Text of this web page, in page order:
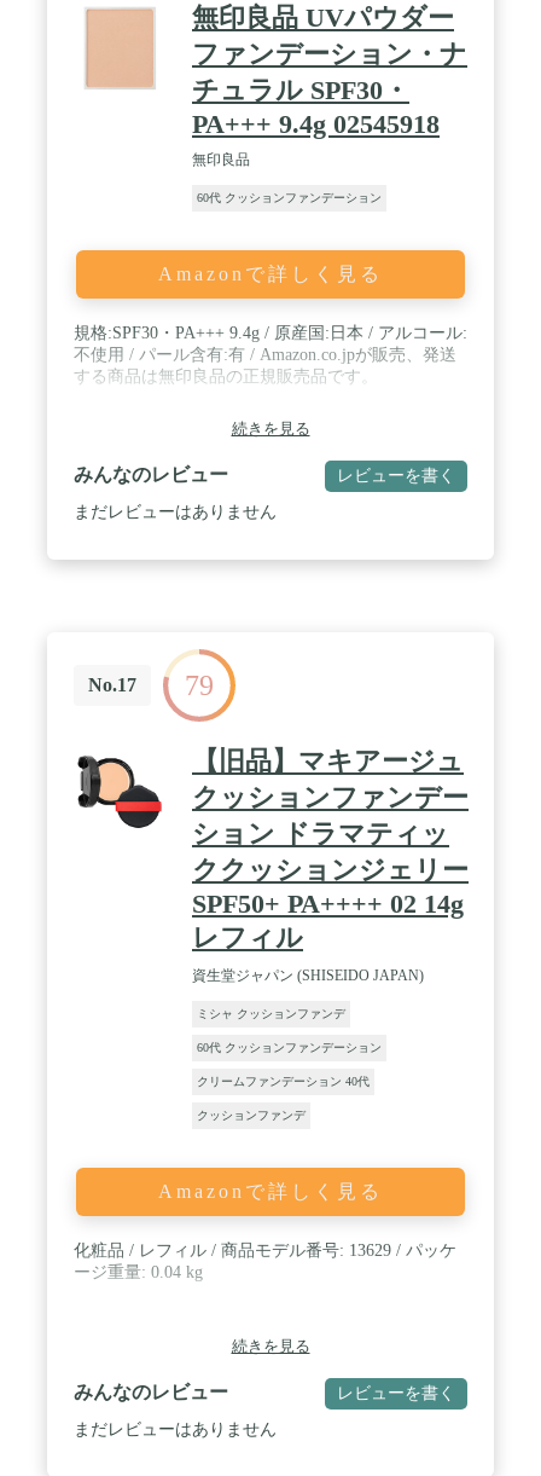
無印良品 UVパウダー
ファンデーション・ナ
チュラル SPF30・
PA+++ 9.4g 02545918
無印良品
60代 クッションファンデーション
Amazonで詳しく見る
規格:SPF30・PA+++ 9.4g / 原産国:日本 / アルコール:
不使用 / パール含有:有 / Amazon.co.jpが販売、発送
する商品は無印良品の正規販売品です。
続きを見る
みんなのレビュー レビューを書く
まだレビューはありません
No.17 79
【旧品】マキアージュ
クッションファンデー
ション ドラマティッ
ククッションジェリー
SPF50+ PA++++ 02 14g
レフィル
資生堂ジャパン (SHISEIDO JAPAN)
ミシャ クッションファンデ
60代 クッションファンデーション
クリームファンデーション 40代
クッションファンデ
Amazonで詳しく見る
化粧品 / レフィル / 商品モデル番号: 13629 / パッケ
ージ重量: 0.04 kg
続きを見る
みんなのレビュー レビューを書く
まだレビューはありません